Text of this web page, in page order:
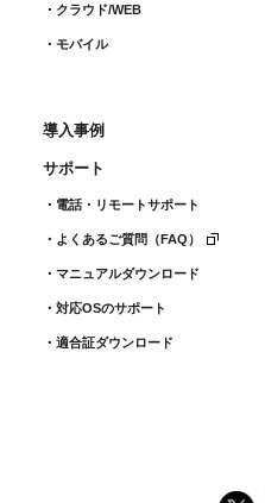
クラウド/WEB
モバイル
導入事例
サポート
電話・リモートサポート
よくあるご質問（FAQ）
マニュアルダウンロード
対応OSのサポート
適合証ダウンロード